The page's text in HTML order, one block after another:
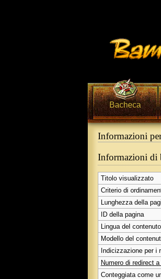
Bacheca
Informazioni
Informazioni di
Titolo visualizzato
Criterio di
Lunghezza della
ID della pagina
Lingua del
Modello del
Indicizzazione per i
Numero di redirect
Conteggiata come